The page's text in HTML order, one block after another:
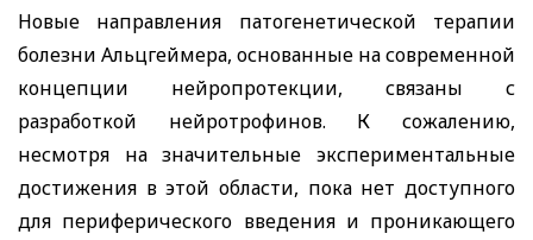
Новые направления патогенетической терапии
болезни Альцгеймера, основанные на современной
концепции нейропротекции, связаны с
разработкой нейротрофинов. К сожалению,
несмотря на значительные экспериментальные
достижения в этой области, пока нет доступного
для периферического введения и проникающего